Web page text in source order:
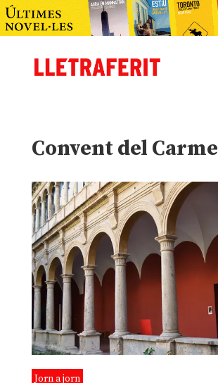
Convent del Carme
Jorn a jorn